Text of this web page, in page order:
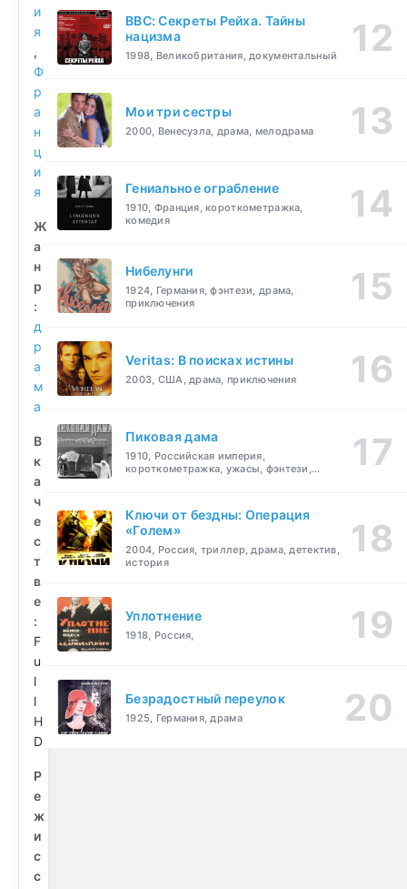
и
я
,
Ф
р
а
н
ц
и
я
Ж
а
н
р
:
д
р
а
м
а
В
к
а
ч
е
с
т
в
е
:
F
u
l
l
H
D
Р
е
ж
и
с
с
BBC: Секреты Рейха. Тайны
нацизма
1998, Великобритания, документальный
Мои три сестры
2000, Венесуэла, драма, мелодрама
Гениальное ограбление
1910, Франция, короткометражка,
комедия
Нибелунги
1924, Германия, фэнтези, драма,
приключения
Veritas: В поисках истины
2003, США, драма, приключения
Пиковая дама
1910, Российская империя,
короткометражка, ужасы, фэнтези,
Ключи от бездны: Операция
«Голем»
2004, Россия, триллер, драма, детектив,
история
Уплотнение
1918, Россия,
Безрадостный переулок
1925, Германия, драма